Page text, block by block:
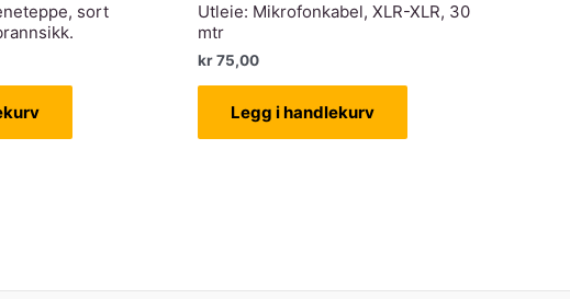
sort
Utleie: Mikrofonkabel, XLR-XLR, 30
mtr
kr75,00
Legg i handlekurv